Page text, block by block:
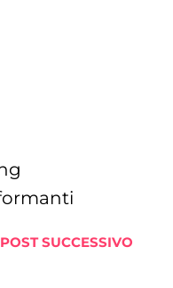
POST SUCCESSIVO